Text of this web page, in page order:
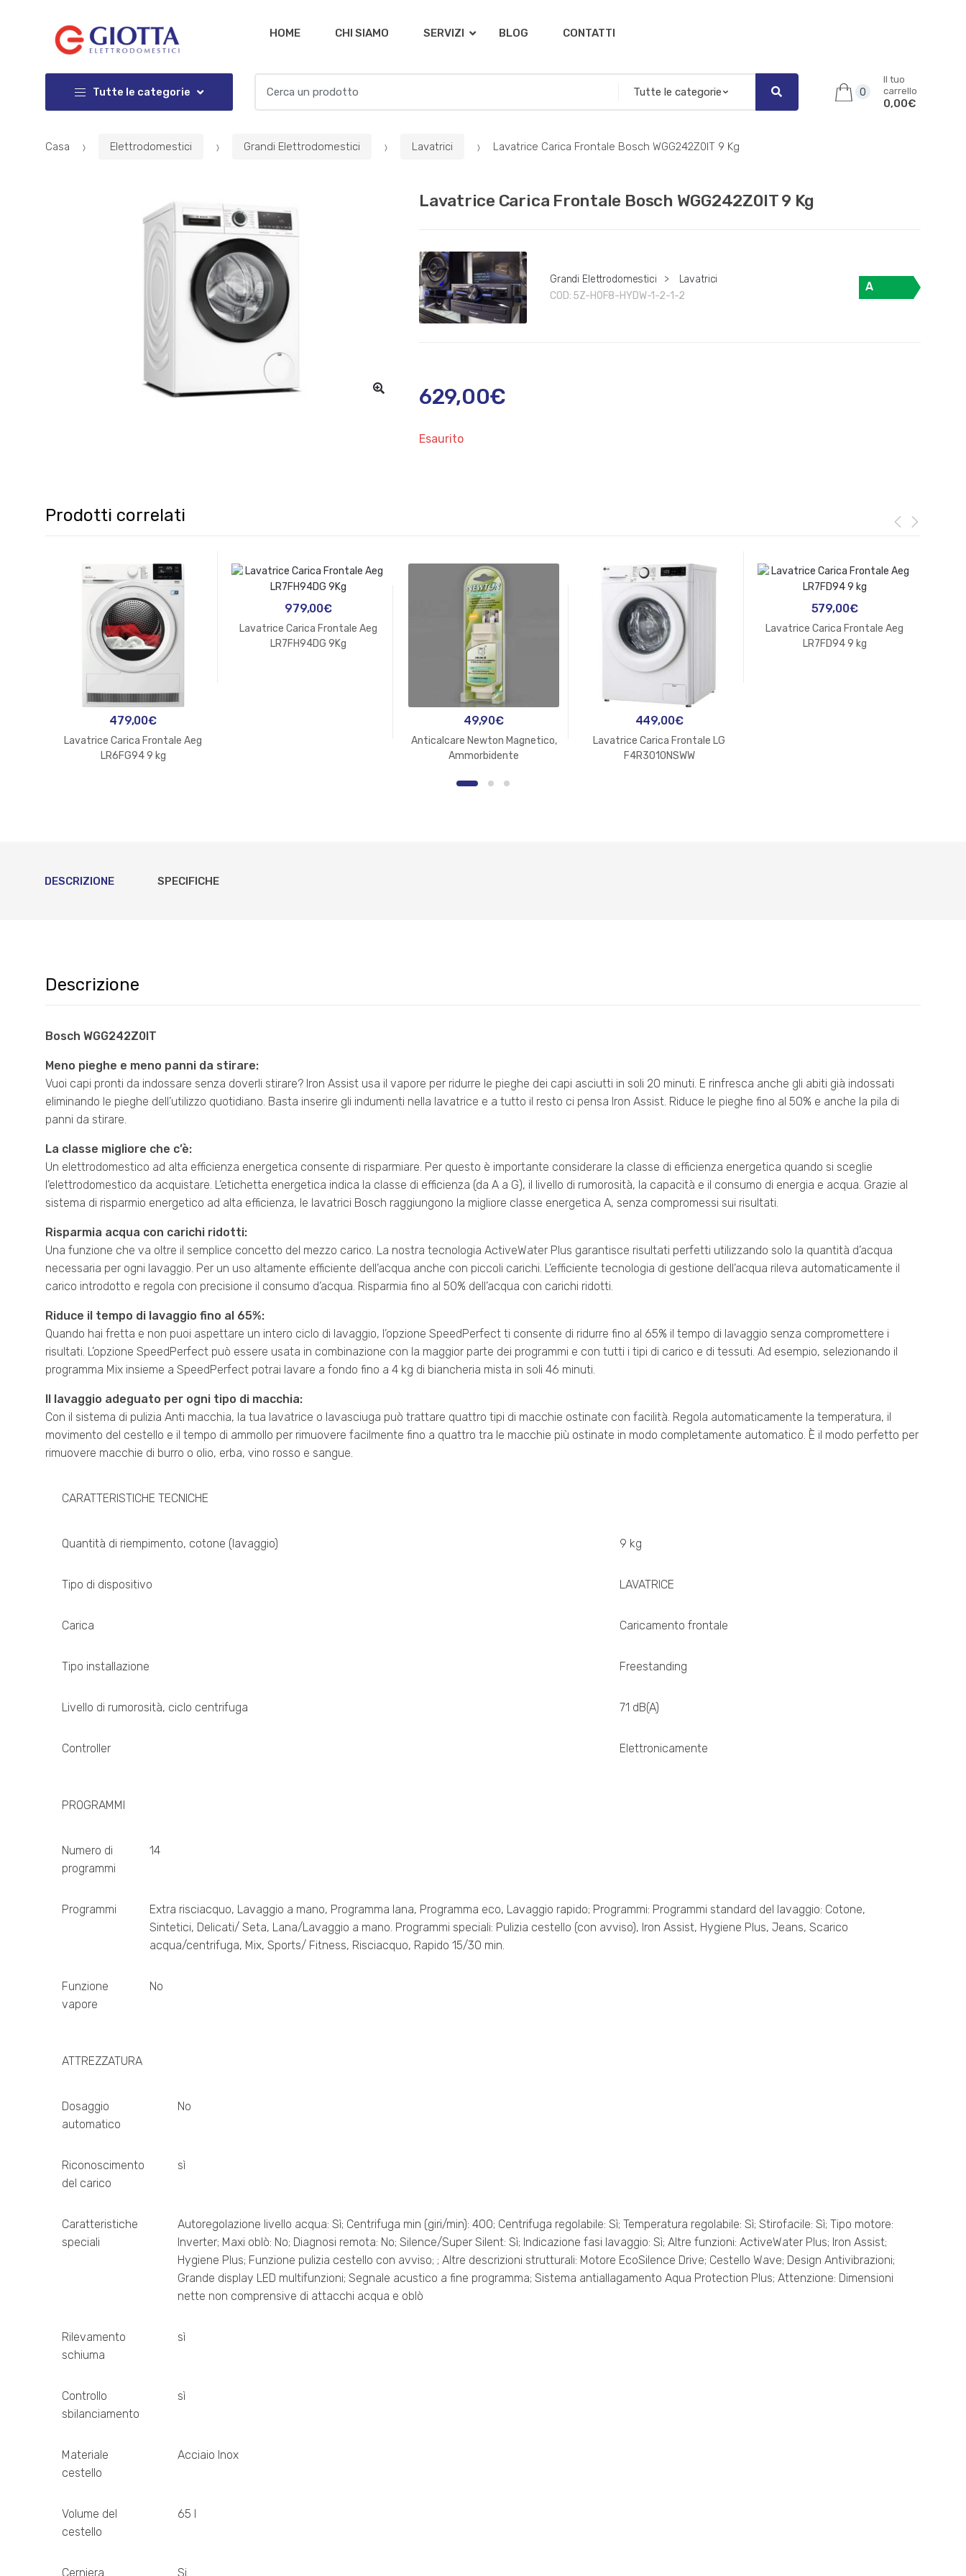
navigazione
contenuto
HOME CHI SIAMO SERVIZI BLOG CONTATTI
Tutte le categorie 0
Il tuo
carrello
0,00€
Casa Elettrodomestici Grandi Elettrodomestici Lavatrici Lavatrice Carica Frontale Bosch WGG242Z0IT 9 Kg
Lavatrice Carica Frontale Bosch WGG242Z0IT 9 Kg
Grandi Elettrodomestici >
Lavatrici
COD: 5Z-H0F8-HYDW-1-2-1-2
A
629,00€
Esaurito
Prodotti correlati
479,00€
Lavatrice Carica Frontale Aeg
LR6FG94 9 kg
979,00€
Lavatrice Carica Frontale Aeg
LR7FH94DG 9Kg
49,90€
Anticalcare Newton Magnetico,
Ammorbidente
449,00€
Lavatrice Carica Frontale LG
F4R3010NSWW
579,00€
Lavatrice Carica Frontale Aeg
LR7FD94 9 kg
DESCRIZIONE SPECIFICHE
Descrizione
Bosch WGG242Z0IT
Meno pieghe e meno panni da stirare:
Vuoi capi pronti da indossare senza doverli stirare? Iron Assist usa il vapore per ridurre le pieghe dei capi asciutti in soli 20 minuti. E rinfresca anche gli abiti già indossati
eliminando le pieghe dell’utilizzo quotidiano. Basta inserire gli indumenti nella lavatrice e a tutto il resto ci pensa Iron Assist. Riduce le pieghe fino al 50% e anche la pila di
panni da stirare.
La classe migliore che c’è:
Un elettrodomestico ad alta efficienza energetica consente di risparmiare. Per questo è importante considerare la classe di efficienza energetica quando si sceglie
l’elettrodomestico da acquistare. L’etichetta energetica indica la classe di efficienza (da A a G), il livello di rumorosità, la capacità e il consumo di energia e acqua. Grazie al
sistema di risparmio energetico ad alta efficienza, le lavatrici Bosch raggiungono la migliore classe energetica A, senza compromessi sui risultati.
Risparmia acqua con carichi ridotti:
Una funzione che va oltre il semplice concetto del mezzo carico. La nostra tecnologia ActiveWater Plus garantisce risultati perfetti utilizzando solo la quantità d’acqua
necessaria per ogni lavaggio. Per un uso altamente efficiente dell’acqua anche con piccoli carichi. L’efficiente tecnologia di gestione dell’acqua rileva automaticamente il
carico introdotto e regola con precisione il consumo d’acqua. Risparmia fino al 50% dell’acqua con carichi ridotti.
Riduce il tempo di lavaggio fino al 65%:
Quando hai fretta e non puoi aspettare un intero ciclo di lavaggio, l’opzione SpeedPerfect ti consente di ridurre fino al 65% il tempo di lavaggio senza compromettere i
risultati. L’opzione SpeedPerfect può essere usata in combinazione con la maggior parte dei programmi e con tutti i tipi di carico e di tessuti. Ad esempio, selezionando il
programma Mix insieme a SpeedPerfect potrai lavare a fondo fino a 4 kg di biancheria mista in soli 46 minuti.
Il lavaggio adeguato per ogni tipo di macchia:
Con il sistema di pulizia Anti macchia, la tua lavatrice o lavasciuga può trattare quattro tipi di macchie ostinate con facilità. Regola automaticamente la temperatura, il
movimento del cestello e il tempo di ammollo per rimuovere facilmente fino a quattro tra le macchie più ostinate in modo completamente automatico. È il modo perfetto per
rimuovere macchie di burro o olio, erba, vino rosso e sangue.
CARATTERISTICHE TECNICHE
Quantità di riempimento, cotone (lavaggio) 9 kg
Tipo di dispositivo LAVATRICE
Carica Caricamento frontale
Tipo installazione Freestanding
Livello di rumorosità, ciclo centrifuga 71 dB(A)
Controller Elettronicamente
PROGRAMMI
Numero di
programmi
14
Programmi
Extra risciacquo, Lavaggio a mano, Programma lana, Programma eco, Lavaggio rapido; Programmi: Programmi standard del lavaggio: Cotone,
Sintetici, Delicati/ Seta, Lana/Lavaggio a mano. Programmi speciali: Pulizia cestello (con avviso), Iron Assist, Hygiene Plus, Jeans, Scarico
acqua/centrifuga, Mix, Sports/ Fitness, Risciacquo, Rapido 15/30 min.
Funzione
vapore
No
ATTREZZATURA
Dosaggio
automatico
No
Riconoscimento
del carico
sì
Caratteristiche
speciali
Autoregolazione livello acqua: Sì; Centrifuga min (giri/min): 400; Centrifuga regolabile: Sì; Temperatura regolabile: Sì; Stirofacile: Sì; Tipo motore:
Inverter; Maxi oblò: No; Diagnosi remota: No; Silence/Super Silent: Sì; Indicazione fasi lavaggio: Sì; Altre funzioni: ActiveWater Plus; Iron Assist;
Hygiene Plus; Funzione pulizia cestello con avviso; ; Altre descrizioni strutturali: Motore EcoSilence Drive; Cestello Wave; Design Antivibrazioni;
Grande display LED multifunzioni; Segnale acustico a fine programma; Sistema antiallagamento Aqua Protection Plus; Attenzione: Dimensioni
nette non comprensive di attacchi acqua e oblò
Rilevamento
schiuma
sì
Controllo
sbilanciamento
sì
Materiale
cestello
Acciaio Inox
Volume del
cestello
65 l
Cerniera Si